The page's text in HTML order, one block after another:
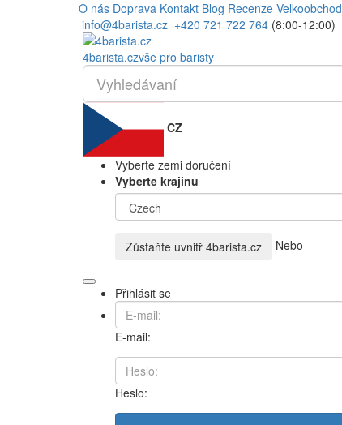
O nás Doprava Kontakt Blog Recenze Velkoobchod
info@4barista.cz +420 721 722 764 (8:00-12:00)
4barista.czvše pro baristy
CZ
Vyberte zemi doručení
Vyberte krajinu
Zůstaňte uvnitř 4barista.cz Nebo
Přihlásit se
E-mail:
Heslo: